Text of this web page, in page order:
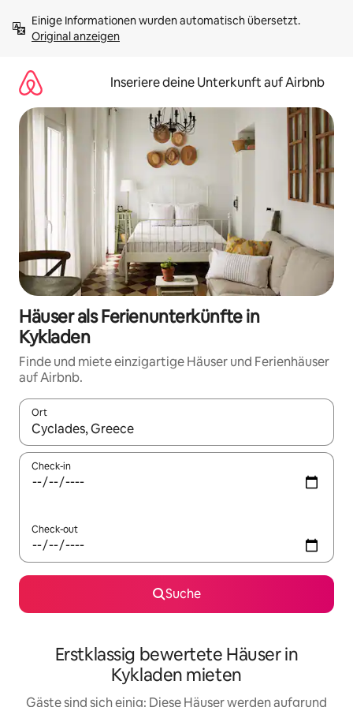
Inhalten
springenOriginal anzeigen
Inseriere deine Unterkunft auf Airbnb
Häuser als Ferienunterkünfte in
Kykladen
Finde und miete einzigartige Häuser und Ferienhäuser
auf Airbnb.
Ort
Wenn Ergebnisse verfügbar sind, navigiere mit den
Check-in
Check-out
Suche
Erstklassig bewertete Häuser in
Kykladen mieten
Gäste sind sich einig: Diese Häuser werden aufgrund